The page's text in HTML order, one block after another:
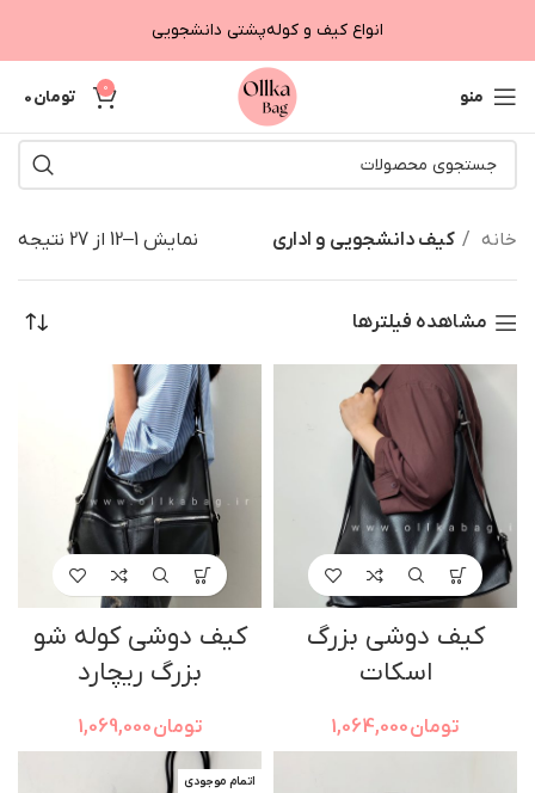
انواع کیف و کوله‌پشتی دانشجویی
منو 0 تومان
خانه کیف دانشجویی و اداری نمایش 1–12 از 27 نتیجه
مشاهده فیلترها
کیف دوشی بزرگ
اسکات
تومان
کیف دوشی کوله شو
بزرگ ریچارد
تومان
اتمام موجودی